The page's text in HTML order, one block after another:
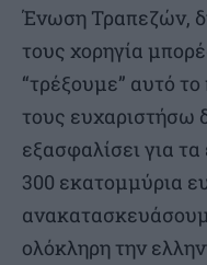
Ένωση Τραπεζών,
τους χορηγία
“τρέξουμε” αυτό
τους ευχαριστήσω
εξασφαλίσει για
300 εκατομμύρια
ολόκληρη την